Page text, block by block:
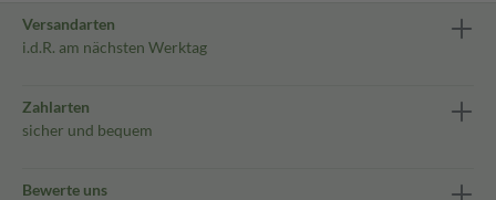
Versandarten
i.d.R. am nächsten Werktag
Zahlarten
sicher und bequem
Bewerte uns